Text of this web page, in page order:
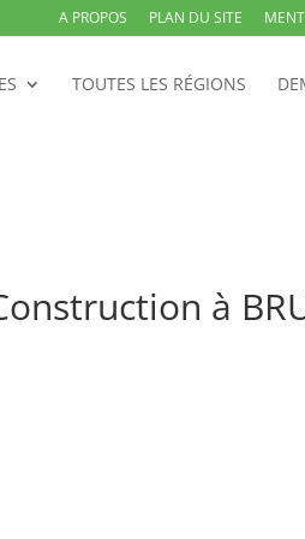
A PROPOS PLAN DU SITE
TOUTES LES RÉGIONS
à